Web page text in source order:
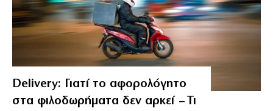
Delivery: Γιατί το αφορολόγητο
στα φιλοδωρήματα δεν αρκεί – Τι